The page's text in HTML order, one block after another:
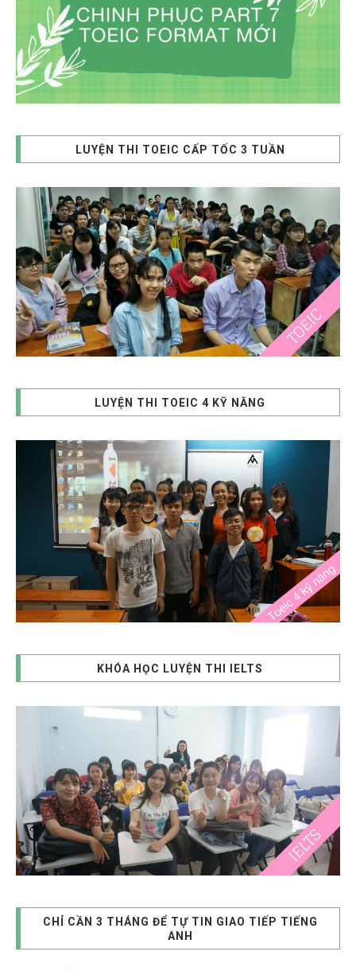
LUYỆN THI TOEIC CẤP TỐC 3 TUẦN
LUYỆN THI TOEIC 4 KỸ NĂNG
KHÓA HỌC LUYỆN THI IELTS
CHỈ CẦN 3 THÁNG ĐỂ TỰ TIN GIAO TIẾP TIẾNG
ANH